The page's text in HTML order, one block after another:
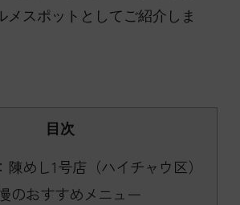
メスポットとしてご紹介しま
目次
めし1号店（ハイチャウ区）
のおすすめメニュー